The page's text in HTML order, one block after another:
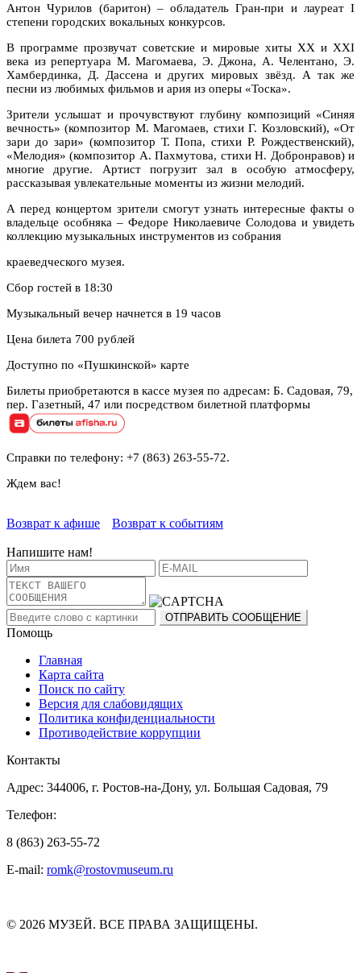
Антон Чурилов (баритон) – обладатель Гран-при и лауреат I
степени городских вокальных конкурсов.
В программе прозвучат советские и мировые хиты XX и XXI
века из репертуара М. Магомаева, Э. Джона, А. Челентано, Э.
Хамбердинка, Д. Дассена и других мировых звёзд. А так же
песни из любимых фильмов и ария из оперы «Тоска».
Зрители услышат и прочувствуют глубину композиций «Синяя
вечность» (композитор М. Магомаев, стихи Г. Козловский), «От
зари до зари» (композитор Т. Попа, стихи Р. Рождественский),
«Мелодия» (композитор А. Пахмутова, стихи Н. Добронравов) и
многие другие. Артист погрузит зал в особую атмосферу,
рассказывая увлекательные моменты из жизни мелодий.
А перед концертом зрители смогут узнать интересные факты о
владельце особняка – Федоре Николаевиче Солодова и увидеть
коллекцию музыкальных инструментов из собрания
краеведческого музея.
Сбор гостей в 18:30
Музыкальный вечер начнется в 19 часов
Цена билета 700 рублей
Доступно по «Пушкинской» карте
Билеты приобретаются в кассе музея по адресам: Б. Садовая, 79,
пер. Газетный, 47 или посредством билетной платформы
Справки по телефону: +7 (863) 263-55-72.
Ждем вас!
Возврат к афише Возврат к событиям
Напишите нам!
Помощь
Главная
Карта сайта
Поиск по сайту
Версия для слабовидящих
Политика конфиденциальности
Противодействие коррупции
Контакты
Адрес: 344006, г. Ростов-на-Дону, ул. Большая Садовая, 79
Телефон:
8 (863) 263-55-72
E-mail: romk@rostovmuseum.ru
© 2026 МУЗЕЙ. ВСЕ ПРАВА ЗАЩИЩЕНЫ.